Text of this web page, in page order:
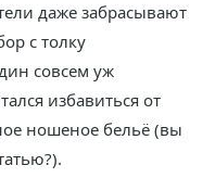
даже забрасывают
с толку
совсем уж
избавиться от
ношеное бельё (вы